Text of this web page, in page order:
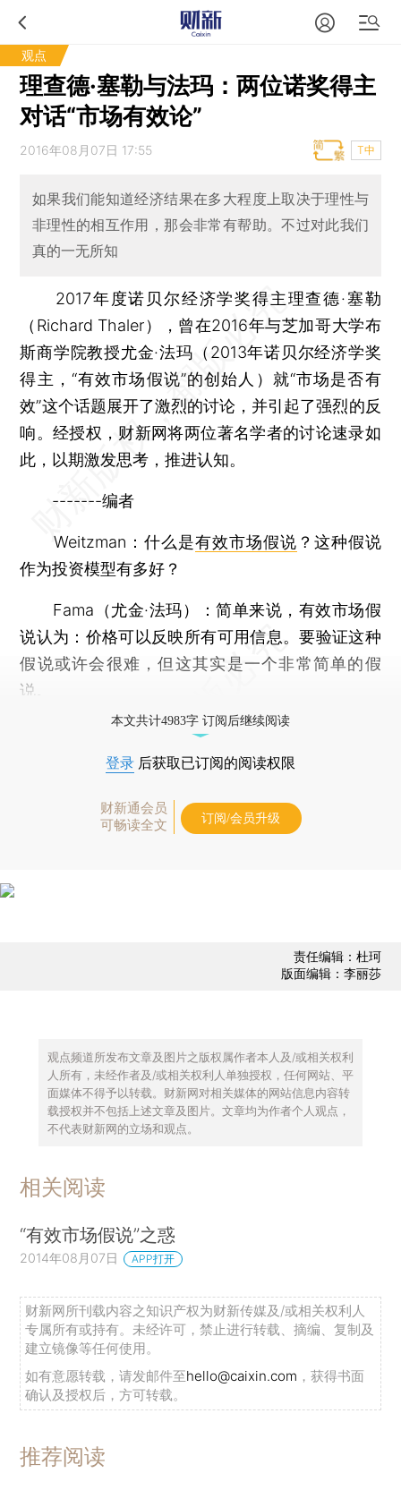
观点
理查德·塞勒与法玛：两位诺奖得主
对话“市场有效论”
2016年08月07日 17:55 T中
如果我们能知道经济结果在多大程度上取决于理性与
非理性的相互作用，那会非常有帮助。不过对此我们
真的一无所知
2017年度诺贝尔经济学奖得主理查德·塞勒
（Richard Thaler），曾在2016年与芝加哥大学布
斯商学院教授尤金·法玛（2013年诺贝尔经济学奖
得主，“有效市场假说”的创始人）就“市场是否有
效”这个话题展开了激烈的讨论，并引起了强烈的反
响。经授权，财新网将两位著名学者的讨论速录如
此，以期激发思考，推进认知。
-------编者
Weitzman：什么是有效市场假说 ？这种假说
作为投资模型有多好？
Fama（尤金·法玛）：简单来说，有效市场假
说认为：价格可以反映所有可用信息。要验证这种
假说或许会很难，但这其实是一个非常简单的假
说。
本文共计4983字 订阅后继续阅读
登录 后获取已订阅的阅读权限
财新通会员
可畅读全文
订阅/会员升级
责任编辑：杜珂
版面编辑：李丽莎
观点频道所发布文章及图片之版权属作者本人及/或相关权利
人所有，未经作者及/或相关权利人单独授权，任何网站、平
面媒体不得予以转载。财新网对相关媒体的网站信息内容转
载授权并不包括上述文章及图片。文章均为作者个人观点，
不代表财新网的立场和观点。
相关阅读
“有效市场假说”之惑
2014年08月07日 APP打开
财新网所刊载内容之知识产权为财新传媒及/或相关权利人
专属所有或持有。未经许可，禁止进行转载、摘编、复制及
建立镜像等任何使用。
如有意愿转载，请发邮件至hello@caixin.com ，获得书面
确认及授权后，方可转载。
推荐阅读